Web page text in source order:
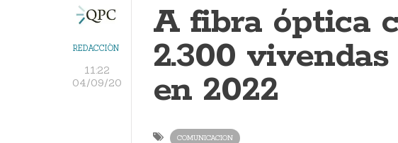
REDACCIÓN
11:22
04/09/20
A fibra óptica
2.300
en 2022
COMUNICACION